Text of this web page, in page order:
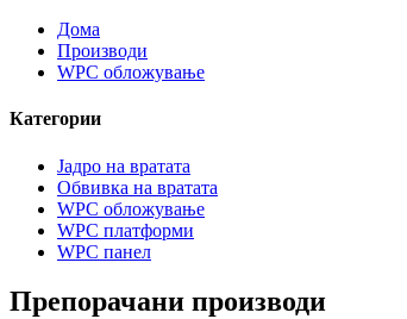
Дома
Производи
WPC обложување
Категории
Јадро на вратата
Обвивка на вратата
WPC обложување
WPC платформи
WPC панел
Препорачани производи